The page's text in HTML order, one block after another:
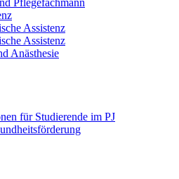
Pflegefachmann
Assistenz
Assistenz
Anästhesie
für Studierende im PJ